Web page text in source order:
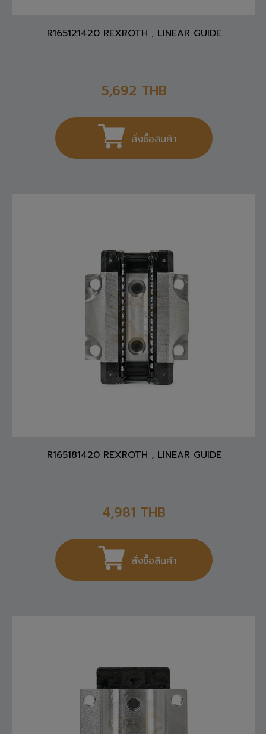
R165121420 REXROTH , LINEAR GUIDE
5,692 THB
สั่งซื้อสินค้า
R165181420 REXROTH , LINEAR GUIDE
4,981 THB
สั่งซื้อสินค้า